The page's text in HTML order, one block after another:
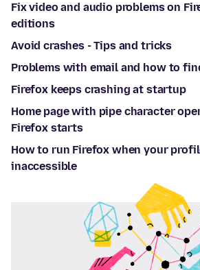
Fix video and audio problems on
editions
Avoid crashes - Tips and tricks
Problems with email and how to
Firefox keeps crashing at startup
Home page with pipe character
Firefox starts
How to run Firefox when your
inaccessible